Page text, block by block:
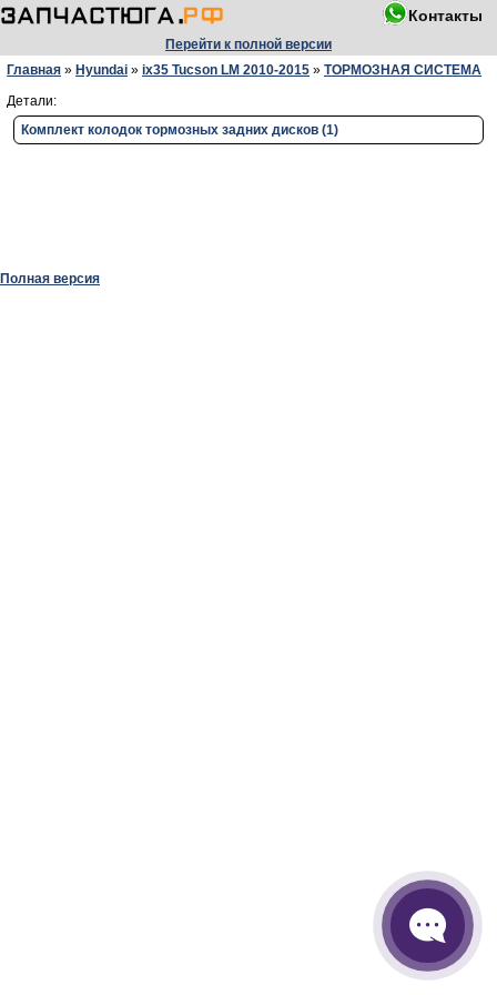
Контакты
Перейти к полной версии
Главная » Hyundai » ix35 Tucson LM 2010-2015 » ТОРМОЗНАЯ СИСТЕМА
Детали:
Комплект колодок тормозных задних дисков (1)
Полная версия